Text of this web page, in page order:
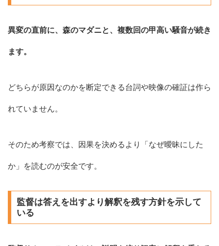
異変の直前に、森のマダニと、複数回の甲高い騒音が続き
ます。
どちらが原因なのかを断定できる台詞や映像の確証は作ら
れていません。
そのため考察では、因果を決めるより「なぜ曖昧にした
か」を読むのが安全です。
監督は答えを出すより解釈を残す方針を示して
いる